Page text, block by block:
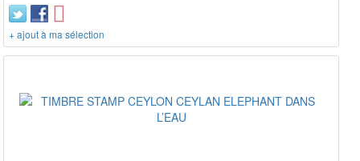
+ ajout à ma sélection